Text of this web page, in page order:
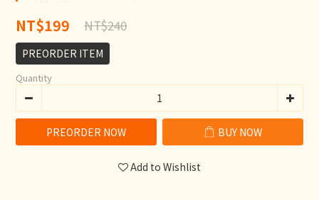
NT$199 NT$240
PREORDER ITEM
Quantity
PREORDER NOW BUY NOW
Add to Wishlist